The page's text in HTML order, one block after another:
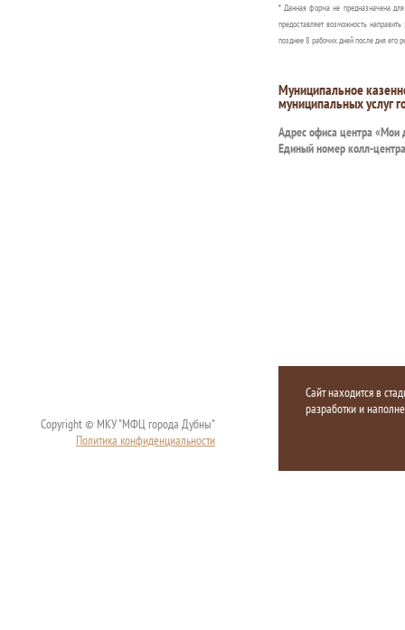
* Данная форма не предназначена
предоставляет возможность
позднее 8 рабочих дней после дня его
Муниципальное
муниципальных услуг
Адрес офиса центра «Мои
Единый номер колл-
Copyright © МКУ "МФЦ города Дубны"
Политика конфиденциальности
Сайт находится в
разработки и